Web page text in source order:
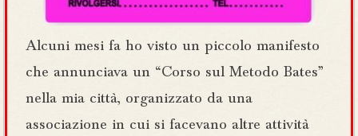
Alcuni mesi fa ho visto un piccolo manifesto
che annunciava un “Corso sul Metodo Bates”
nella mia città, organizzato da una
associazione in cui si facevano altre attività